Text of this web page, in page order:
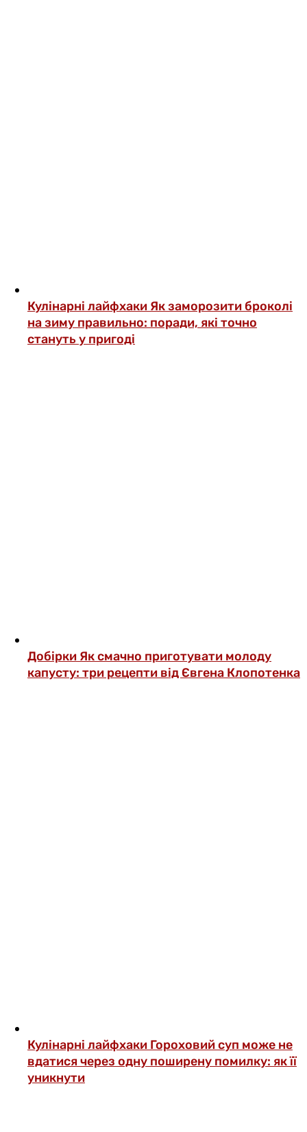
Кулінарні лайфхаки Як заморозити броколі
на зиму правильно: поради, які точно
стануть у пригоді
Добірки Як смачно приготувати молоду
капусту: три рецепти від Євгена Клопотенка
Кулінарні лайфхаки Гороховий суп може не
вдатися через одну поширену помилку: як її
уникнути